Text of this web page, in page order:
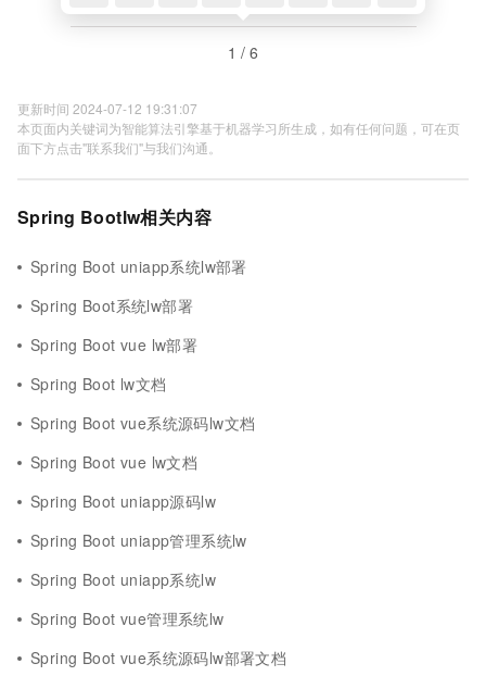
1 / 6
更新时间 2024-07-12 19:31:07
本页面内关键词为智能算法引擎基于机器学习所生成，如有任何问题，可在页
面下方点击"联系我们"与我们沟通。
Spring Bootlw相关内容
Spring Boot uniapp系统lw部署
Spring Boot系统lw部署
Spring Boot vue lw部署
Spring Boot lw文档
Spring Boot vue系统源码lw文档
Spring Boot vue lw文档
Spring Boot uniapp源码lw
Spring Boot uniapp管理系统lw
Spring Boot uniapp系统lw
Spring Boot vue管理系统lw
Spring Boot vue系统源码lw部署文档